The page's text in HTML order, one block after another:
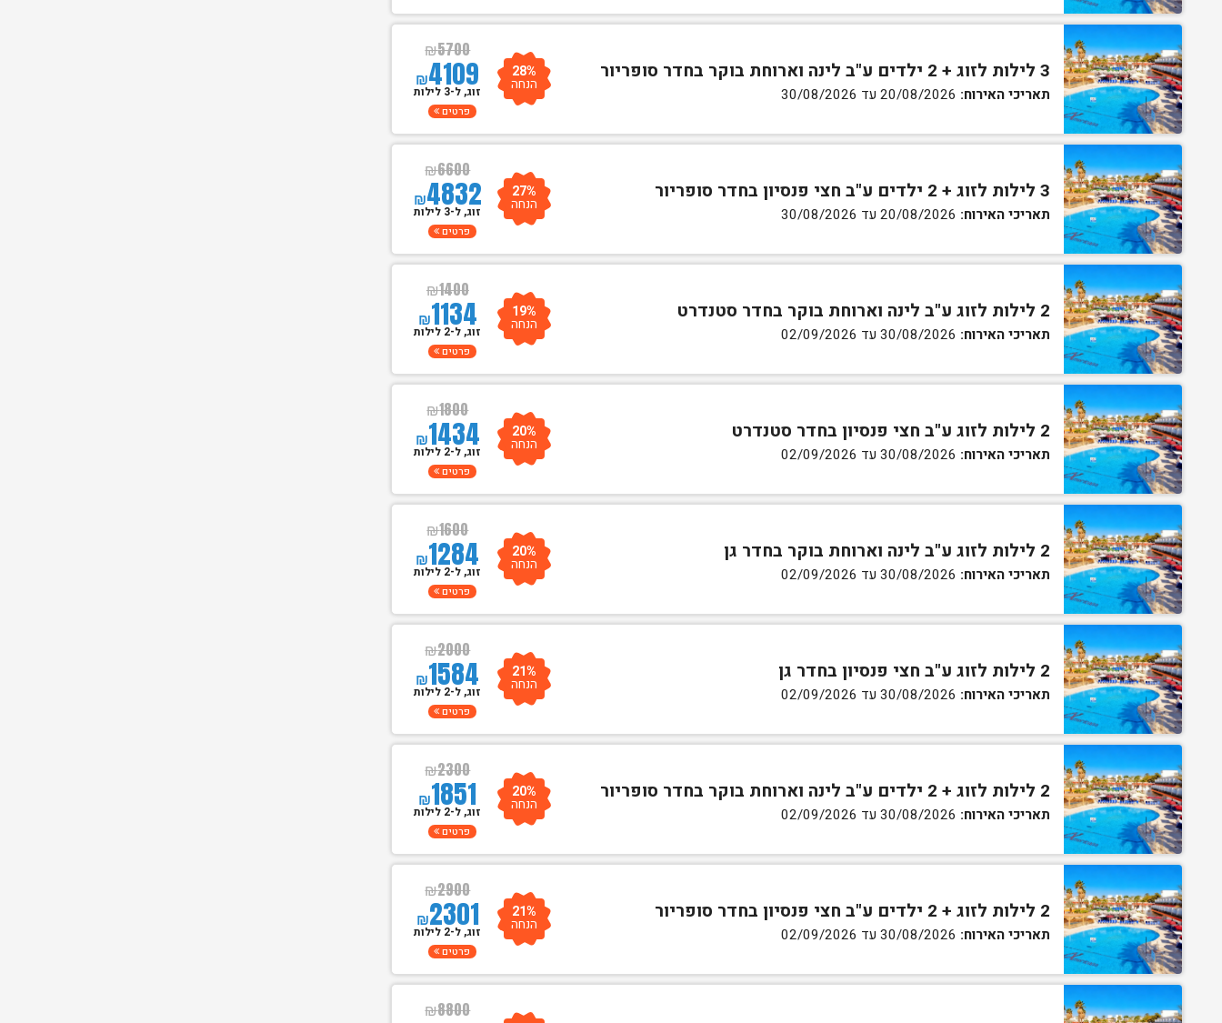
3 לילות לזוג + 2 ילדים ע"ב לינה וארוחת בוקר בחדר סופריור
תאריכי האירוח:
₪5700
₪4109 28%
הנחה זוג, ל-3 לילות
פרטים
3 לילות לזוג + 2 ילדים ע"ב חצי פנסיון בחדר סופריור
תאריכי האירוח:
₪6600
₪4832 27%
הנחה זוג, ל-3 לילות
פרטים
2 לילות לזוג ע"ב לינה וארוחת בוקר בחדר סטנדרט
תאריכי האירוח:
₪1400
₪1134 19%
הנחה זוג, ל-2 לילות
פרטים
2 לילות לזוג ע"ב חצי פנסיון בחדר סטנדרט
תאריכי האירוח:
₪1800
₪1434 20%
הנחה זוג, ל-2 לילות
פרטים
2 לילות לזוג ע"ב לינה וארוחת בוקר בחדר גן
תאריכי האירוח:
₪1600
₪1284 20%
הנחה זוג, ל-2 לילות
פרטים
2 לילות לזוג ע"ב חצי פנסיון בחדר גן
תאריכי האירוח:
₪2000
₪1584 21%
הנחה זוג, ל-2 לילות
פרטים
2 לילות לזוג + 2 ילדים ע"ב לינה וארוחת בוקר בחדר סופריור
תאריכי האירוח:
₪2300
₪1851 20%
הנחה זוג, ל-2 לילות
פרטים
2 לילות לזוג + 2 ילדים ע"ב חצי פנסיון בחדר סופריור
תאריכי האירוח:
₪2900
₪2301 21%
הנחה זוג, ל-2 לילות
פרטים
₪8800